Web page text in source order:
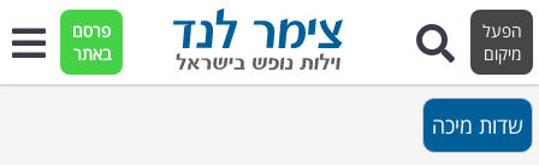
הפעל
מיקום
פרסם
באתר
שדות מיכה